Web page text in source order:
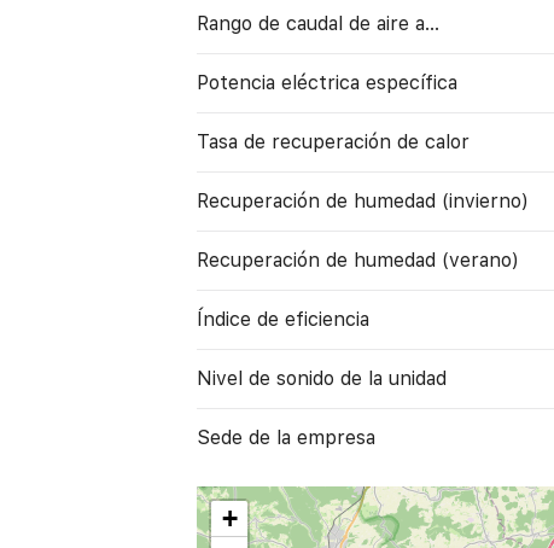
Rango de caudal de aire a…
Potencia eléctrica específica
Tasa de recuperación de calor
Recuperación de humedad (invierno)
Recuperación de humedad (verano)
Índice de eficiencia
Nivel de sonido de la unidad
Sede de la empresa
+